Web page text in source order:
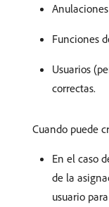
Funciones
Usuarios
correctas.
Cuando puede
En el caso
de la
usuario